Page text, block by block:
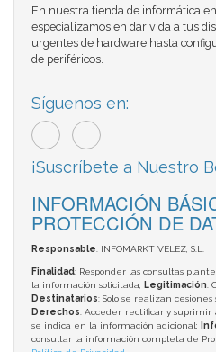
En nuestra tienda de informática
especializamos en dar vida a tus
urgentes de hardware hasta
de periféricos.
Síguenos en:
¡Suscríbete a Nuestro
INFORMACIÓN
PROTECCIÓN DE
Responsable: INFOMARKT VELEZ, S.L.
Finalidad: Responder las consultas
la información solicitada; Legitimación:
Destinatarios: Solo se realizan
Derechos: Acceder, rectificar y suprimir,
se indica en la información adicional;
consultar la información completa de